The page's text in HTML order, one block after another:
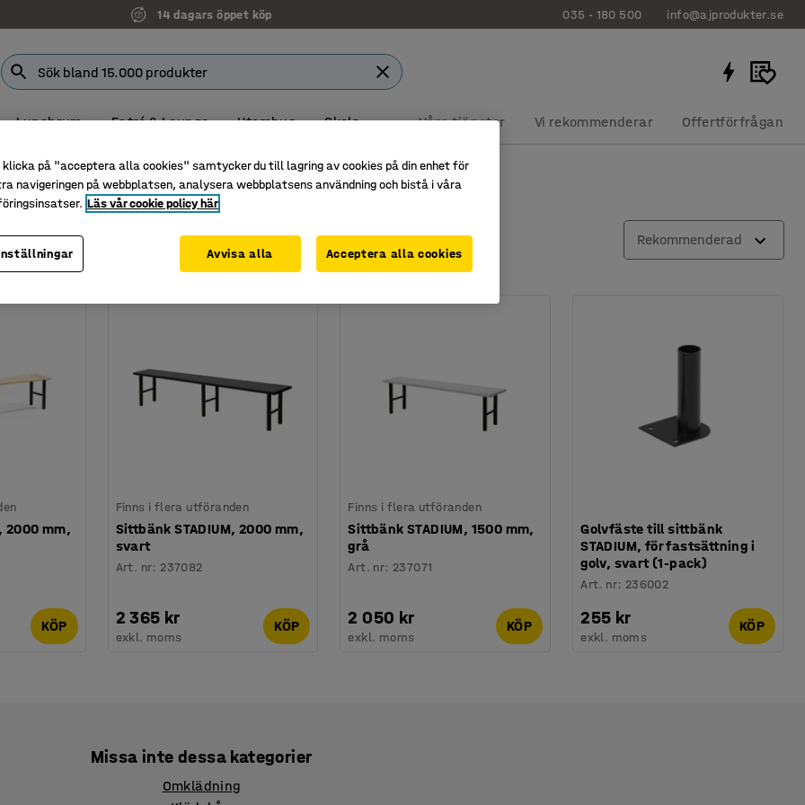
14 dagars öppet köp 035 - 180 500 info@ajprodukter.se
Lunchrum Entré & Lounge Utomhus Skola Våra tjänster Vi rekommenderar Offertförfrågan
kroklist
kroklist
Längd Material Rekommenderad
2000 mm,
KÖP
Finns i flera utföranden
Sittbänk STADIUM, 2000 mm,
svart
Art. nr: 237082
2 365 kr
exkl. moms
KÖP
Finns i flera utföranden
Sittbänk STADIUM, 1500 mm,
grå
Art. nr: 237071
2 050 kr
exkl. moms
KÖP
Golvfäste till sittbänk
STADIUM, för fastsättning i
golv, svart (1-pack)
Art. nr: 236002
255 kr
exkl. moms
KÖP
Missa inte dessa kategorier
Omklädning
på "acceptera alla cookies" samtycker du till lagring av cookies på din enhet för
navigeringen på webbplatsen, analysera webbplatsens användning och bistå i våra
Läs vår cookie policy här
Avvisa alla Acceptera alla cookies